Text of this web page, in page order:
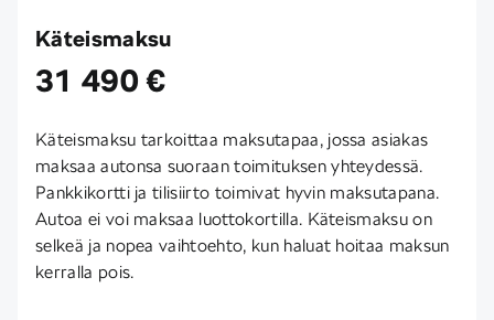
Käteismaksu
31 490 €
Käteismaksu tarkoittaa maksutapaa, jossa asiakas
maksaa autonsa suoraan toimituksen yhteydessä.
Pankkikortti ja tilisiirto toimivat hyvin maksutapana.
Autoa ei voi maksaa luottokortilla. Käteismaksu on
selkeä ja nopea vaihtoehto, kun haluat hoitaa maksun
kerralla pois.